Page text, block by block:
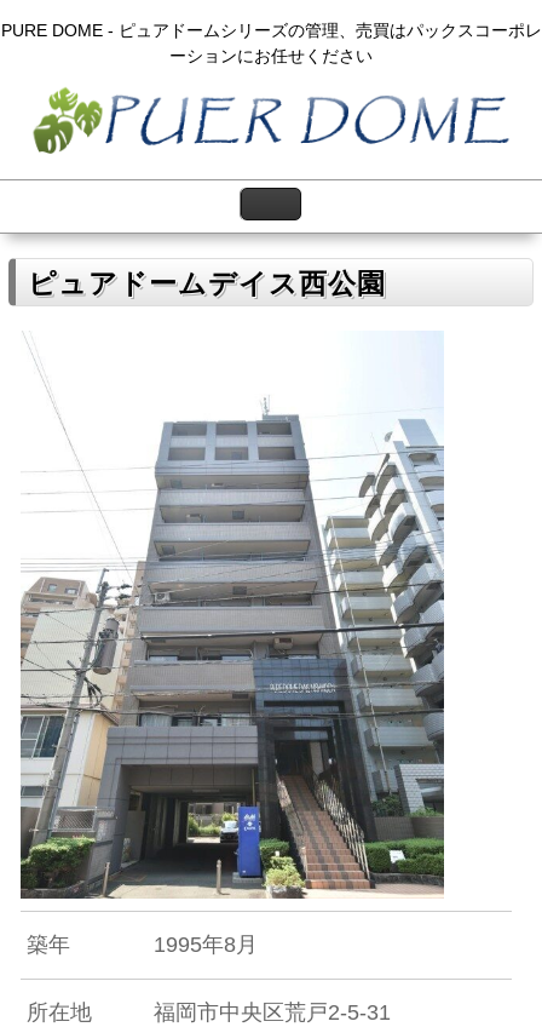
PURE DOME - ピュアドームシリーズの管理、売買はパックスコーポレ
ーションにお任せください
ピュアドームデイス西公園
築年 1995年8月
所在地 福岡市中央区荒戸2-5-31